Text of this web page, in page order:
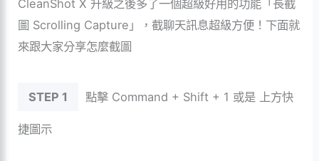
CleanShot X 升級之後多了一個超級好用的功能「長截
圖 Scrolling Capture」，截聊天訊息超級方便！下面就
來跟大家分享怎麼截圖
STEP 1 點擊 Command + Shift + 1 或是 上方快
捷圖示